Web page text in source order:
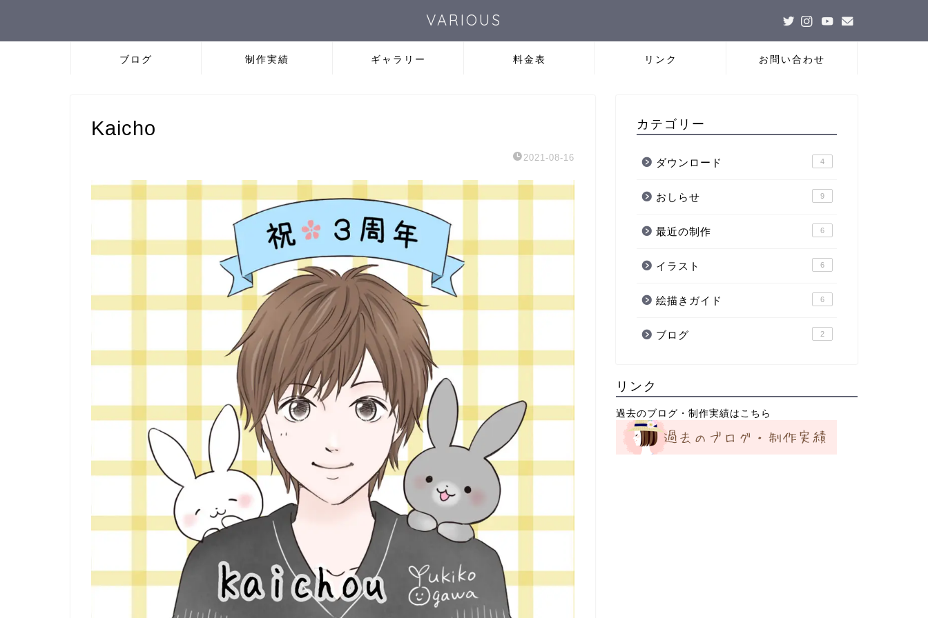
VARIOUS
ブログ 制作実績 ギャラリー 料金表 リンク お問い合わせ
Kaicho
2021-08-16
カテゴリー
ダウンロード 4
おしらせ 9
最近の制作 6
イラスト 6
絵描きガイド 6
ブログ 2
リンク
過去のブログ・制作実績はこちら